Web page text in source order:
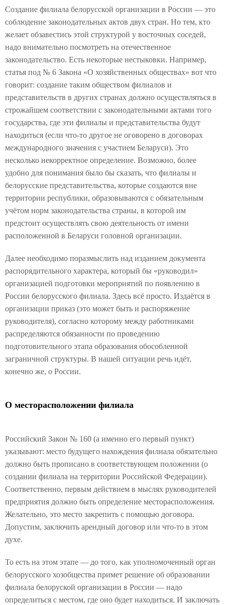
Создание филиала белорусской организации в России — это
соблюдение законодательных актов двух стран. Но тем, кто
желает обзавестись этой структурой у восточных соседей,
надо внимательно посмотреть на отечественное
законодательство. Есть некоторые нестыковки. Например,
статья под № 6 Закона «О хозяйственных обществах» вот что
говорит: создание таким обществом филиалов и
представительств в других странах должно осуществляться в
строжайшем соответствии с законодательными актами того
государства, где эти филиалы и представительства будут
находиться (если что-то другое не оговорено в договорах
международного значения с участием Беларуси). Это
несколько некорректное определение. Возможно, более
удобно для понимания было бы сказать, что филиалы и
белорусские представительства, которые создаются вне
территории республики, образовываются с обязательным
учётом норм законодательства страны, в которой им
предстоит осуществлять свою деятельность от имени
расположенной в Беларуси головной организации.
Далее необходимо поразмыслить над изданием документа
распорядительного характера, который бы «руководил»
организацией подготовки мероприятий по появлению в
России белорусского филиала. Здесь всё просто. Издаётся в
организации приказ (это может быть и распоряжение
руководителя), согласно которому между работниками
распределяются обязанности по проведению
подготовительного этапа образования обособленной
заграничной структуры. В нашей ситуации речь идёт,
конечно же, о России.
О месторасположении филиала
Российский Закон № 160 (а именно его первый пункт)
указывают: место будущего нахождения филиала обязательно
должно быть прописано в соответствующем положении (о
создании филиала на территории Российской Федерации).
Соответственно, первым действием в мыслях руководителей
предприятия должно быть определение месторасположения.
Желательно, это место закрепить с помощью договора.
Допустим, заключить арендный договор или что-то в этом
духе.
То есть на этом этапе — до того, как уполномоченный орган
белорусского хозобщества примет решение об образовании
филиала белоруской организации в России — надо
определиться с местом, где оно будет находиться. И заключать